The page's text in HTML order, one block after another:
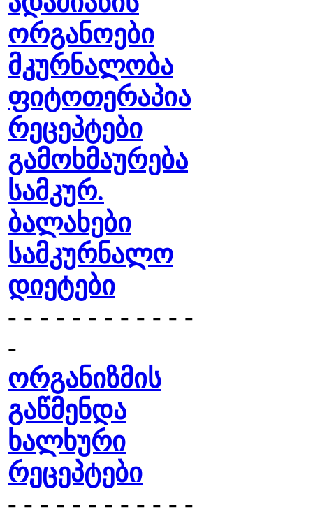
ორგანოები
მკურნალობა
ფიტოთერაპია
რეცეპტები
გამოხმაურება
სამკურ.
ბალახები
სამკურნალო
დიეტები
- - - - - - - - - - - -
-
ორგანიზმის
გაწმენდა
ხალხური
რეცეპტები
- - - - - - - - - - - -